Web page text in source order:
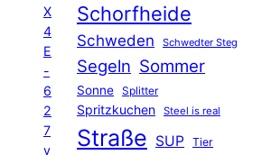
X
4
E
-
6
2
7
v
Schorfheide
Schweden Schwedter Steg
Segeln Sommer
Sonne Splitter
Spritzkuchen Steel is real
Straße SUP Tier